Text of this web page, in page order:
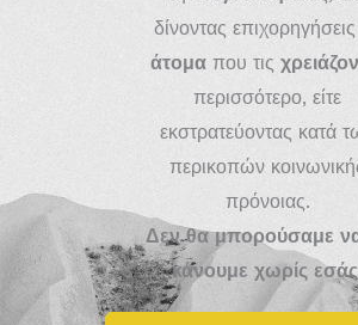
δίνοντας
άτομα που τις
περισσότερο, είτε
εκστρατεύοντας κατά
περικοπών
πρόνοιας.
Δεν θα μπορούσαμε
κάνουμε χωρίς